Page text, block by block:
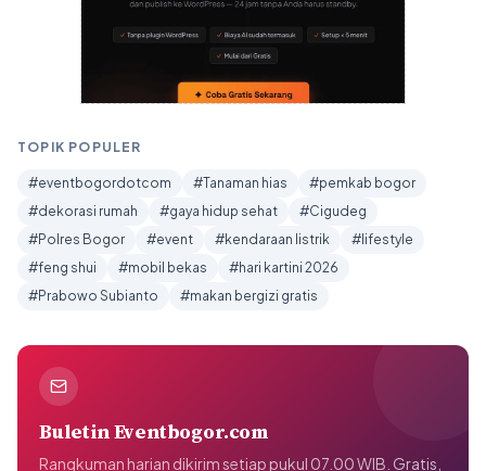
TOPIK POPULER
#eventbogordotcom #Tanaman hias
#pemkab bogor
#dekorasi rumah
#gaya hidup sehat
#Cigudeg
#Polres Bogor
#event #kendaraan listrik
#lifestyle
#feng shui
#mobil bekas
#hari kartini 2026
#Prabowo Subianto
#makan bergizi gratis
Buletin Eventbogor.com
Rangkuman harian dikirim setiap pukul 07.00 WIB. Gratis,